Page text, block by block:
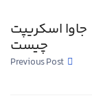
جاوا اسکریپت
چیست
Previous Post